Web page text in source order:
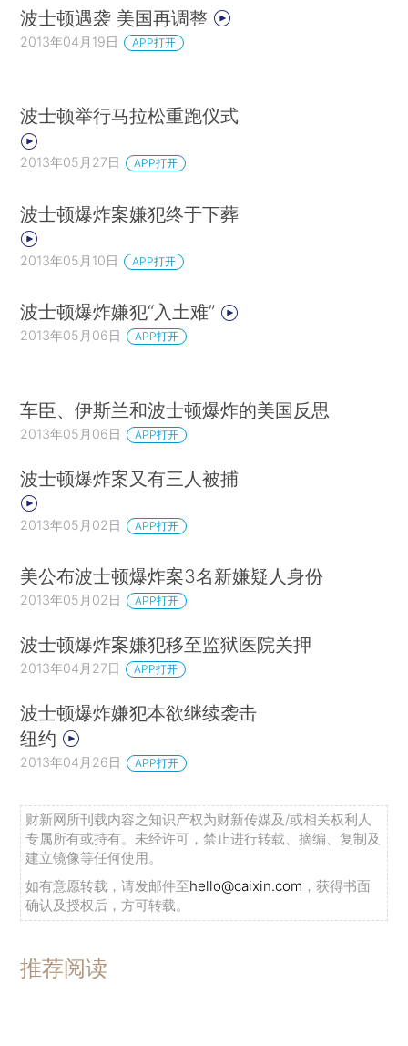
波士顿遇袭 美国再调整
2013年04月19日 APP打开
波士顿举行马拉松重跑仪式
2013年05月27日 APP打开
波士顿爆炸案嫌犯终于下葬
2013年05月10日 APP打开
波士顿爆炸嫌犯“入土难”
2013年05月06日 APP打开
车臣、伊斯兰和波士顿爆炸的美国反思
2013年05月06日 APP打开
波士顿爆炸案又有三人被捕
2013年05月02日 APP打开
美公布波士顿爆炸案3名新嫌疑人身份
2013年05月02日 APP打开
波士顿爆炸案嫌犯移至监狱医院关押
2013年04月27日 APP打开
波士顿爆炸嫌犯本欲继续袭击
纽约
2013年04月26日 APP打开
财新网所刊载内容之知识产权为财新传媒及/或相关权利人
专属所有或持有。未经许可，禁止进行转载、摘编、复制及
建立镜像等任何使用。
如有意愿转载，请发邮件至hello@caixin.com ，获得书面
确认及授权后，方可转载。
推荐阅读